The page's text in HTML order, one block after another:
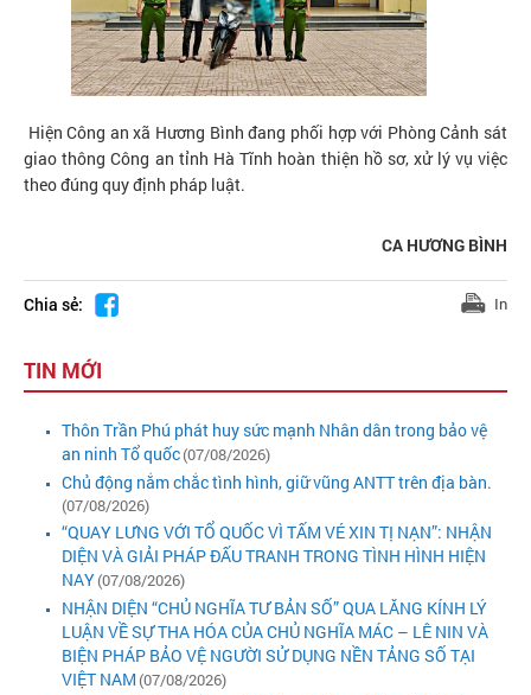
Hiện Công an xã Hương Bình đang phối hợp với Phòng Cảnh sát
giao thông Công an tỉnh Hà Tĩnh hoàn thiện hồ sơ, xử lý vụ việc
theo đúng quy định pháp luật.
CA HƯƠNG BÌNH
Chia sẻ: In
TIN MỚI
Thôn Trần Phú phát huy sức mạnh Nhân dân trong bảo vệ
an ninh Tổ quốc(07/08/2026)
Chủ động nắm chắc tình hình, giữ vũng ANTT trên địa bàn.
(07/08/2026)
“QUAY LƯNG VỚI TỔ QUỐC VÌ TẤM VÉ XIN TỊ NẠN”: NHẬN
DIỆN VÀ GIẢI PHÁP ĐẤU TRANH TRONG TÌNH HÌNH HIỆN
NAY(07/08/2026)
NHẬN DIỆN “CHỦ NGHĨA TƯ BẢN SỐ” QUA LĂNG KÍNH LÝ
LUẬN VỀ SỰ THA HÓA CỦA CHỦ NGHĨA MÁC – LÊ NIN VÀ
BIỆN PHÁP BẢO VỆ NGƯỜI SỬ DỤNG NỀN TẢNG SỐ TẠI
VIỆT NAM (07/08/2026)